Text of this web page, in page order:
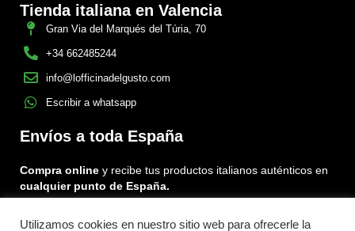
Tienda italiana en Valencia
Gran Via del Marqués del Túria, 70
+34 662485244
info@lofficinadelgusto.com
Escribir a whatsapp
Envíos a toda España
Compra online y recibe tus productos italianos auténticos en
cualquier punto de España.
Utilizamos cookies en nuestro sitio web para ofrecerle la